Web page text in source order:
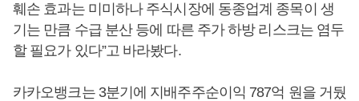
훼손 효과는 미미하나 주식시장에 동종업계 종목이 생
기는 만큼 수급 분산 등에 따른 주가 하방 리스크는 염두
할 필요가 있다”고 바라봤다.
카카오뱅크는 3분기에 지배주주순이익 787억 원을 거뒀